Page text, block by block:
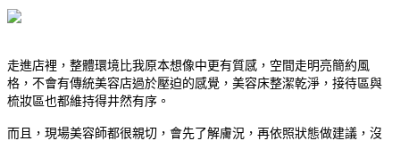
走進店裡，整體環境比我原本想像中更有質感，空間走明亮簡約風
格，不會有傳統美容店過於壓迫的感覺，美容床整潔乾淨，接待區與
梳妝區也都維持得井然有序。
而且，現場美容師都很親切，會先了解膚況，再依照狀態做建議，沒